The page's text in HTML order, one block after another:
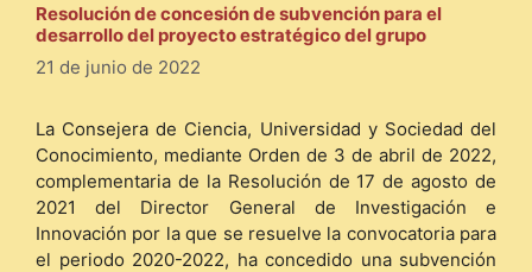
Resolución de concesión de subvención para el
desarrollo del proyecto estratégico del grupo
21 de junio de 2022
La Consejera de Ciencia, Universidad y Sociedad del
Conocimiento, mediante Orden de 3 de abril de 2022,
complementaria de la Resolución de 17 de agosto de
2021 del Director General de Investigación e
Innovación por la que se resuelve la convocatoria para
el periodo 2020-2022, ha concedido una subvención